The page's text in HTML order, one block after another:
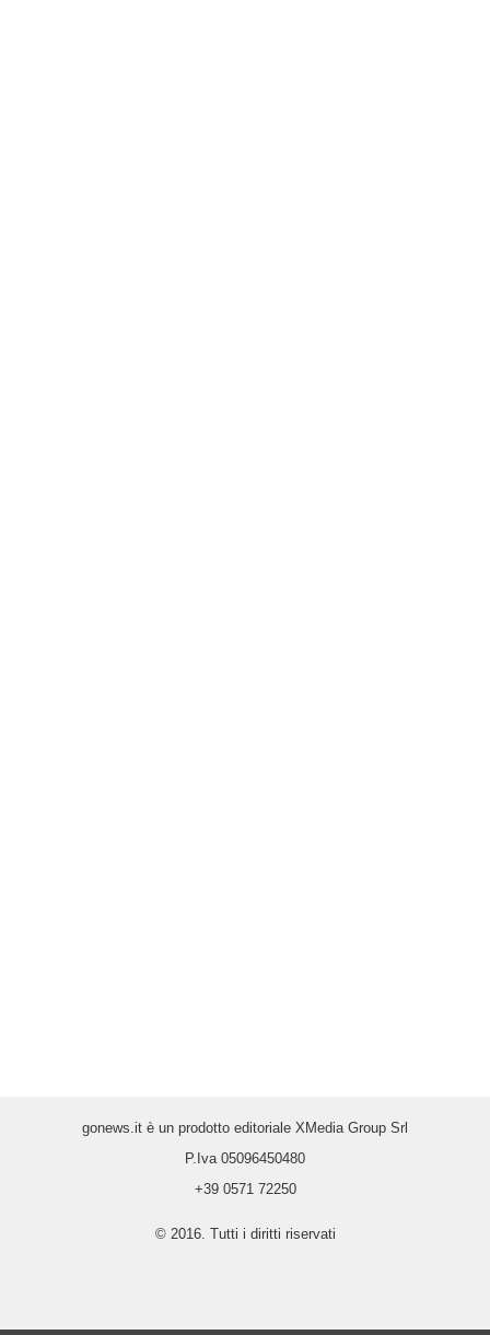
gonews.it è un prodotto editoriale XMedia Group Srl
P.Iva 05096450480
+39 0571 72250
© 2016. Tutti i diritti riservati